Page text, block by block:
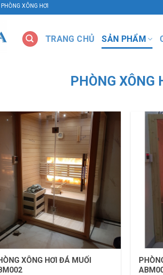
NGHIỆP
TRANG CHỦ SẢN PHẨM
PHÒNG XÔNG
XÔNG HƠI ĐÁ MUỐI